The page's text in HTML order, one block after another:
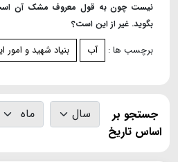
نیست چون به قول معروف مشک آن است
بگوید. غیر از این است؟
برچسب ها : آب بنیاد شهید و امور
جستجو بر
اساس تاریخ